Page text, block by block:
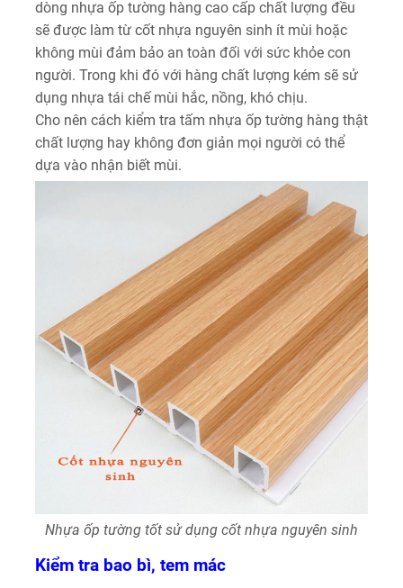
dòng nhựa ốp tường hàng cao cấp chất lượng đều
sẽ được làm từ cốt nhựa nguyên sinh ít mùi hoặc
không mùi đảm bảo an toàn đối với sức khỏe con
người. Trong khi đó với hàng chất lượng kém sẽ sử
dụng nhựa tái chế mùi hắc, nồng, khó chịu.
Cho nên cách kiểm tra tấm nhựa ốp tường hàng thật
chất lượng hay không đơn giản mọi người có thể
dựa vào nhận biết mùi.
Nhựa ốp tường tốt sử dụng cốt nhựa nguyên sinh
Kiểm tra bao bì, tem mác